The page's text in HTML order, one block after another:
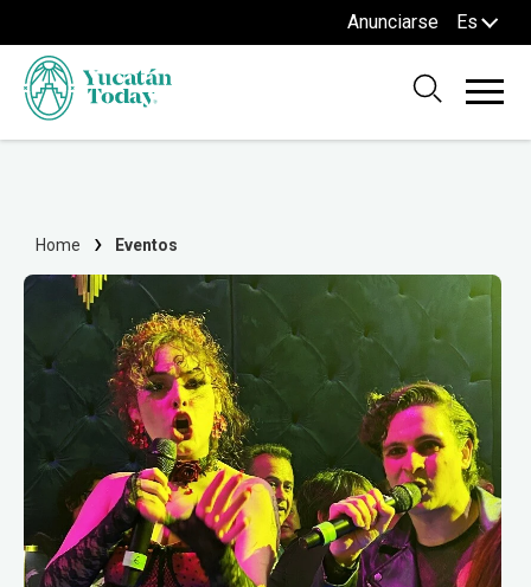
Anunciarse Es
Home Eventos